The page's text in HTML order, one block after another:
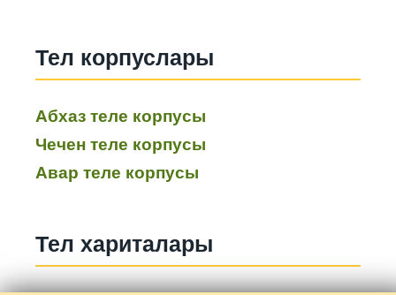
Тел корпуслары
Абхаз теле корпусы
Чечен теле корпусы
Авар теле корпусы
Тел хариталары